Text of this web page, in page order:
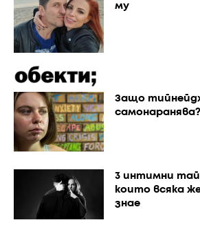
му
Защо
самонаранява?
3 интимни
които всяка
знае